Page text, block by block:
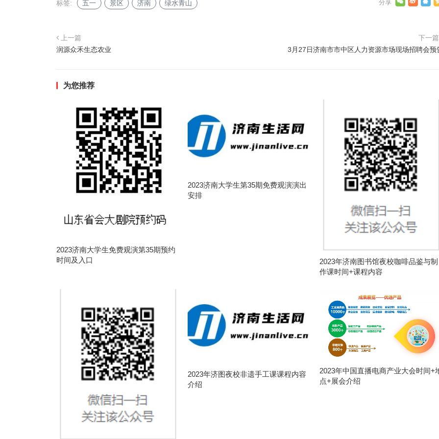
标签: 五一 景区 济南 绿水青山
上一篇
润源众禾生态农业
下一
3月27日济南市市中区人力资源市场现场招聘会预
为您推荐
2023济南大学生免费观演第35期预约
时间及入口
2023济南大学生第35期免费观演演出
安排
2023年济南图书馆夜校咖啡品鉴与制
作课时间+课程内容
2023年济图夜校非遗手工课课程内容
介绍
2023年中国直播电商产业大会时间+
点+展会介绍